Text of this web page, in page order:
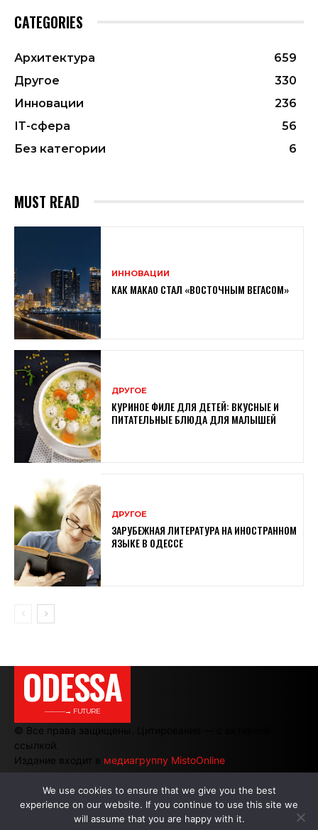
CATEGORIES
Архитектура
659
Другое
330
Инновации
236
ІТ-сфера
56
Без категории
6
MUST READ
ИННОВАЦИИ
КАК МАКАО СТАЛ «ВОСТОЧНЫМ ВЕГАСОМ»
ДРУГОЕ
КУРИНОЕ ФИЛЕ ДЛЯ ДЕТЕЙ: ВКУСНЫЕ И
ПИТАТЕЛЬНЫЕ БЛЮДА ДЛЯ МАЛЫШЕЙ
ДРУГОЕ
ЗАРУБЕЖНАЯ ЛИТЕРАТУРА НА ИНОСТРАННОМ
ЯЗЫКЕ В ОДЕССЕ
ODESSA
———→ FUTURE
© Все права защищены. Цитирование — с активной
ссылкой.
Издание входит в медиагруппу MistoOnline
АВТОРЫ | РЕКЛАМА НА САЙТЕ
We use cookies to ensure that we give you the best
experience on our website. If you continue to use this site we
will assume that you are happy with it.